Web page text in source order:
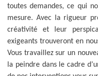
toutes demandes, ce qui
mesure. Avec la rigueur
créativité et leur
exigeants trouveront en
Vous travaillez sur un
la peindre dans le cadre